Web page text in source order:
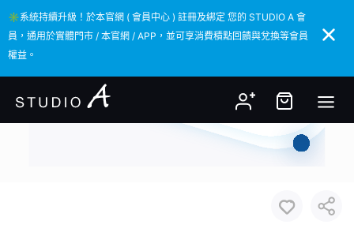
✳️系統持續升級！於本官網 ( 會員中心 ) 註冊及綁定 您的 STUDIO A 會
員，通用於實體門市 / 本官網 / APP，並可享消費積點回饋與兌換等會員
權益。
✳️系統持續升級！於本官網 ( 會員中心 ) 註冊及綁定 您的 STUDIO A 會
員，通用於實體門市 / 本官網 / APP，並可享消費積點回饋與兌換等會員
權益。